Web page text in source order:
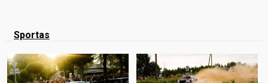
Sportas